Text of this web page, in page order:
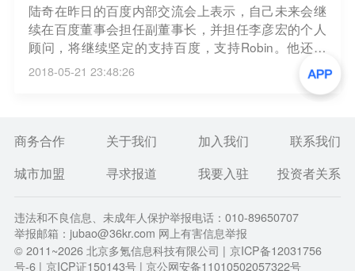
陆奇在昨日的百度内部交流会上表示，自己未来会继
续在百度董事会担任副董事长，并担任李彦宏的个人
顾问，将继续坚定的支持百度，支持Robin。他还表
示，离职与百度其他高管没有任何关系。但多位与会
人士称，陆奇也说在与其他高管通力合作的时候会有
2018-05-21 23:48:26
商务合作 关于我们 加入我们
联系我们
城市加盟
寻求报道 我要入驻 投资者关系
违法和不良信息、未成年人保护举报电话：010-89650707
举报邮箱：jubao@36kr.com 网上有害信息举报
© 2011~2026北京多氪信息科技有限公司 | 京ICP备12031756
号-6 | 京ICP证150143号 | 京公网安备11010502057322号